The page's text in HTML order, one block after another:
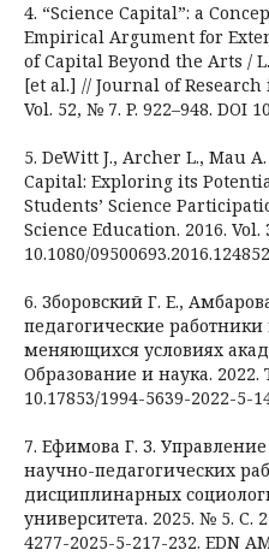
4. “Science Capital”: a
Empirical Argument for
of Capital Beyond the Arts /
[et al.] // Journal of Research
Vol. 52, № 7. P. 922–948. DOI
5. DeWitt J., Archer L., Mau
Capital: Exploring its
Students’ Science
Science Education. 2016. Vol.
10.1080/
6. Зборовский Г. Е.,
педагогические
меняющихся условиях
Образование и наука. 2022.
10.17853/1994-5639-2022-5-
7. Ефимова Г. З.
научно-педагогических
дисциплинарных
университета. 2025. № 5. С.
4277-2025-5-217-232. EDN